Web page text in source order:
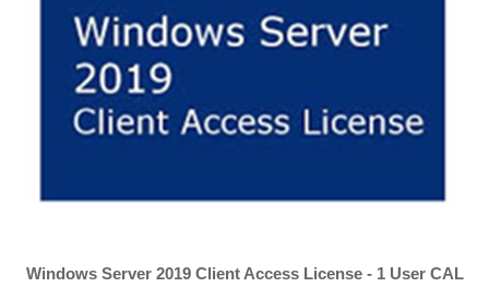
Windows Server 2019 Client Access License - 1 User CAL